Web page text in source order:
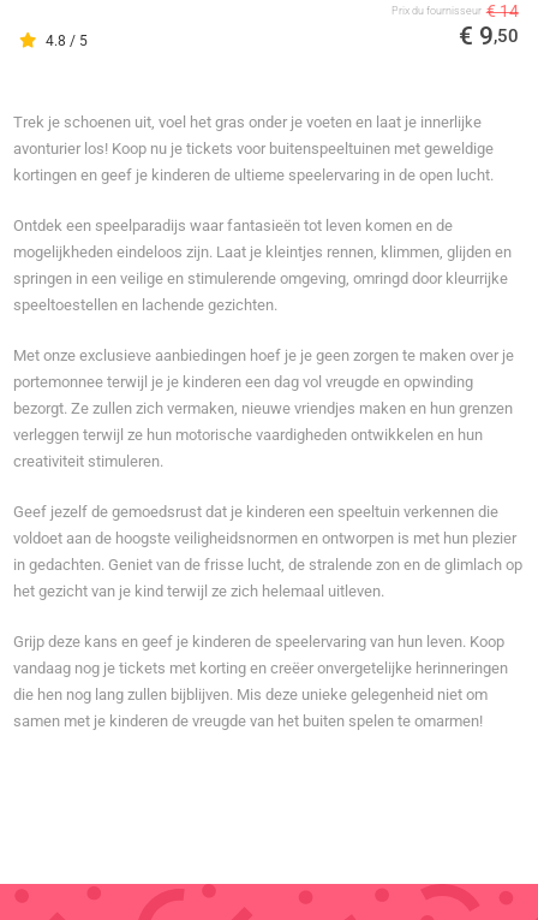
4.8 / 5
Prix ​​du fournisseur € 14
€ 9,50
Trek je schoenen uit, voel het gras onder je voeten en laat je innerlijke
avonturier los! Koop nu je tickets voor buitenspeeltuinen met geweldige
kortingen en geef je kinderen de ultieme speelervaring in de open lucht.
Ontdek een speelparadijs waar fantasieën tot leven komen en de
mogelijkheden eindeloos zijn. Laat je kleintjes rennen, klimmen, glijden en
springen in een veilige en stimulerende omgeving, omringd door kleurrijke
speeltoestellen en lachende gezichten.
Met onze exclusieve aanbiedingen hoef je je geen zorgen te maken over je
portemonnee terwijl je je kinderen een dag vol vreugde en opwinding
bezorgt. Ze zullen zich vermaken, nieuwe vriendjes maken en hun grenzen
verleggen terwijl ze hun motorische vaardigheden ontwikkelen en hun
creativiteit stimuleren.
Geef jezelf de gemoedsrust dat je kinderen een speeltuin verkennen die
voldoet aan de hoogste veiligheidsnormen en ontworpen is met hun plezier
in gedachten. Geniet van de frisse lucht, de stralende zon en de glimlach op
het gezicht van je kind terwijl ze zich helemaal uitleven.
Grijp deze kans en geef je kinderen de speelervaring van hun leven. Koop
vandaag nog je tickets met korting en creëer onvergetelijke herinneringen
die hen nog lang zullen bijblijven. Mis deze unieke gelegenheid niet om
samen met je kinderen de vreugde van het buiten spelen te omarmen!